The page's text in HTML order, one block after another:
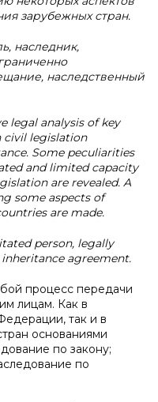
зарубежных стран.
наследник,
наследственный
legal analysis of key
civil legislation
Some peculiarities
and limited capacity
are revealed. A
some aspects of
are made.
person, legally
agreement.
процесс передачи
лицам. Как в
так и в
основаниями
по закону;
по